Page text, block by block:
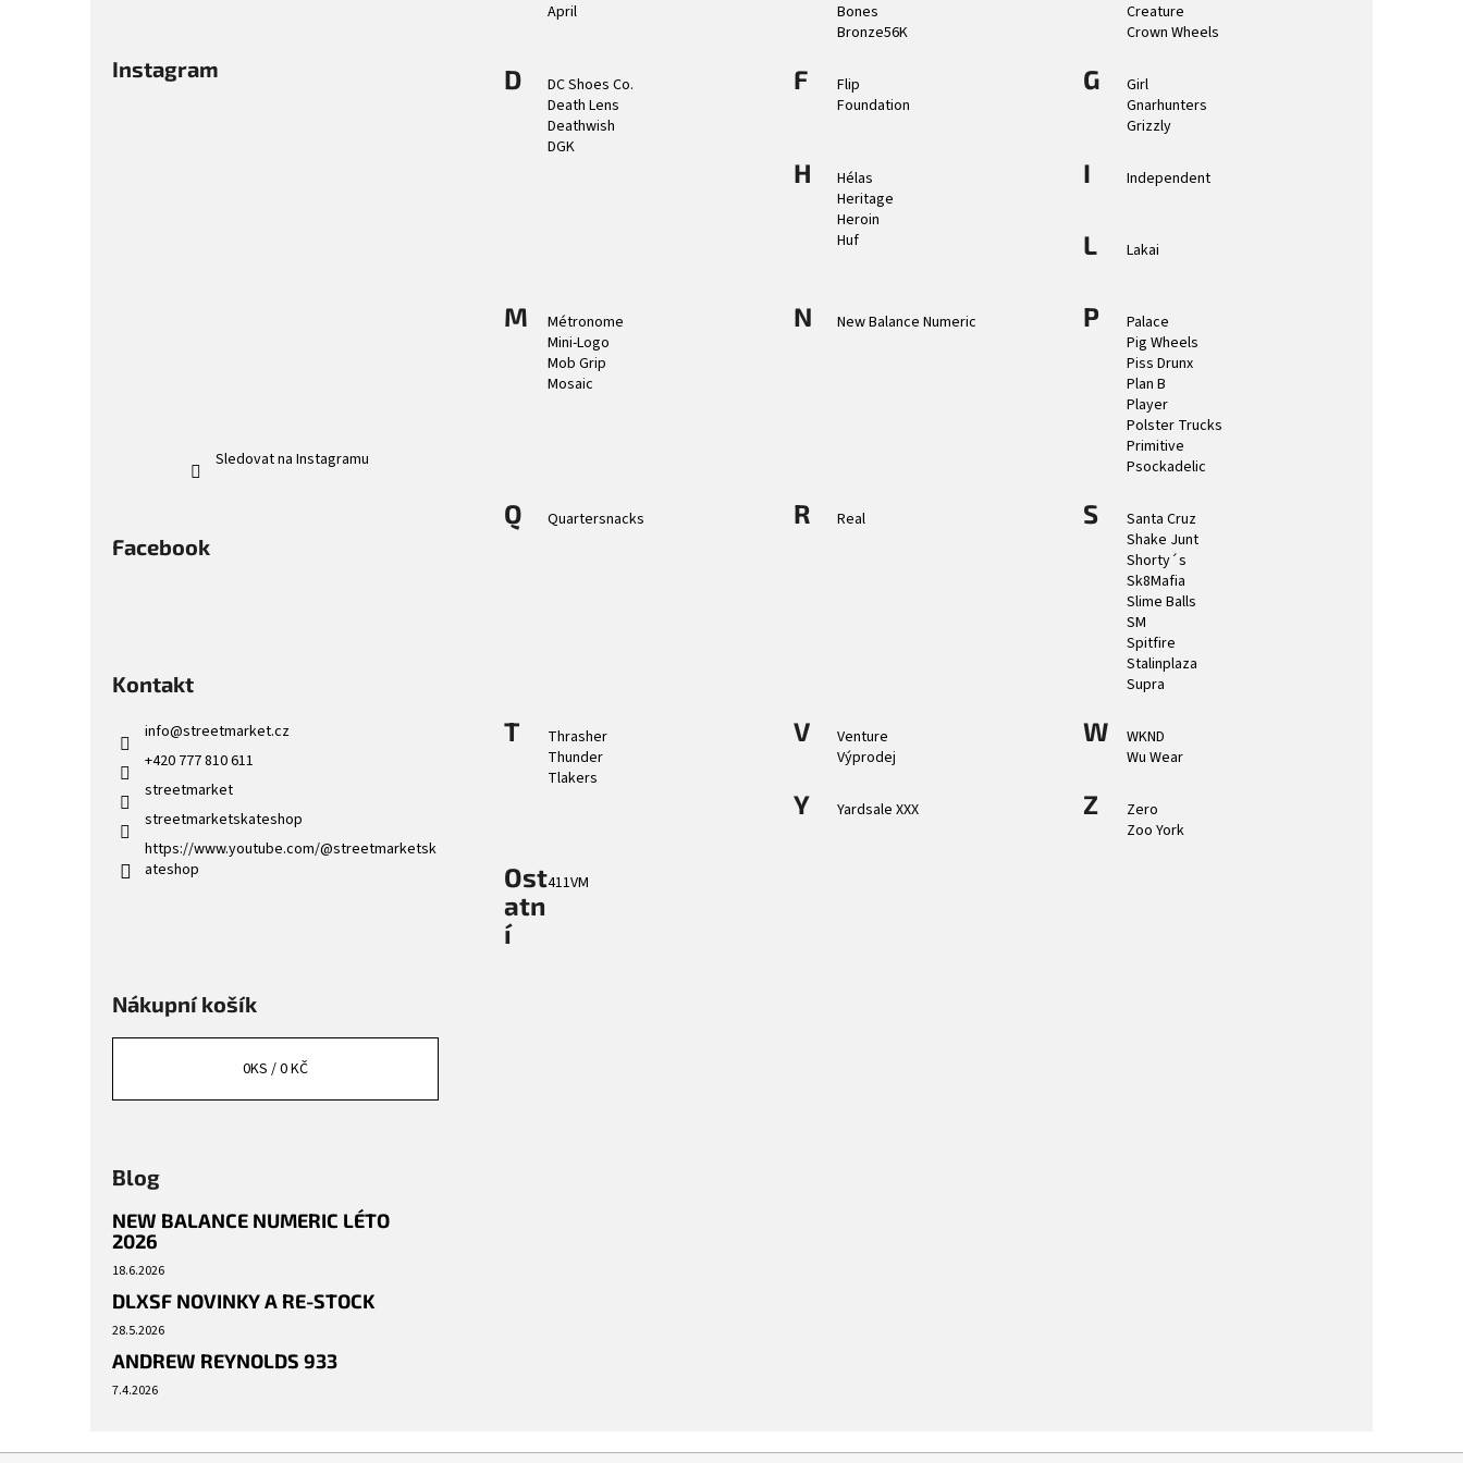
Instagram
Sledovat na Instagramu
Facebook
Kontakt
info@streetmarket.cz
+420 777 810 611
streetmarket
streetmarketskateshop
https://www.youtube.com/@streetmarketsk
ateshop
Nákupní košík
0KS /0 KČ
Blog
NEW BALANCE NUMERIC LÉTO
2026
18.6.2026
DLXSF NOVINKY A RE-STOCK
28.5.2026
ANDREW REYNOLDS 933
7.4.2026
April
Bones
Bronze56K
Creature
Crown Wheels
D
DC Shoes Co.
Death Lens
Deathwish
DGK
F
Flip
Foundation
G
Girl
Gnarhunters
Grizzly
H
Hélas
Heritage
Heroin
Huf
I Independent
L Lakai
M
Métronome
Mini-Logo
Mob Grip
Mosaic
N New Balance Numeric P
Palace
Pig Wheels
Piss Drunx
Plan B
Player
Polster Trucks
Primitive
Psockadelic
Q Quartersnacks R Real S
Santa Cruz
Shake Junt
Shorty´s
Sk8Mafia
Slime Balls
SM
Spitfire
Stalinplaza
Supra
T
Thrasher
Thunder
Tlakers
V
Venture
Výprodej
W
WKND
Wu Wear
Y Yardsale XXX Z
Zero
Zoo York
Ost
atn
í
411VM